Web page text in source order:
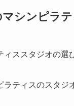
シンピラ
ススタジオの選
ティスのスタジ